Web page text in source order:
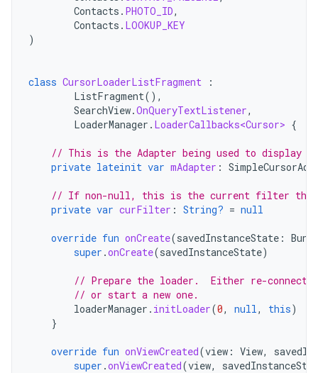
Contacts . PHOTO_ID,
Contacts . LOOKUP_KEY
)
class CursorLoaderListFragment
:
ListFragment(),
SearchView.OnQueryTextListener,
LoaderManager . LoaderCallbacks<Cursor> {
// This is the Adapter being used to display
private lateinit var mAdapter :
// If non-null, this is the current filter the
private var curFilter : String? = null
override fun onCreate(savedInstanceState :
super .onCreate(savedInstanceState)
// Prepare the loader.  Either re-connect
// or start a new one.
loaderManager . initLoader(0, null, this)
}
override fun onViewCreated(view : View,
super .onViewCreated(view,